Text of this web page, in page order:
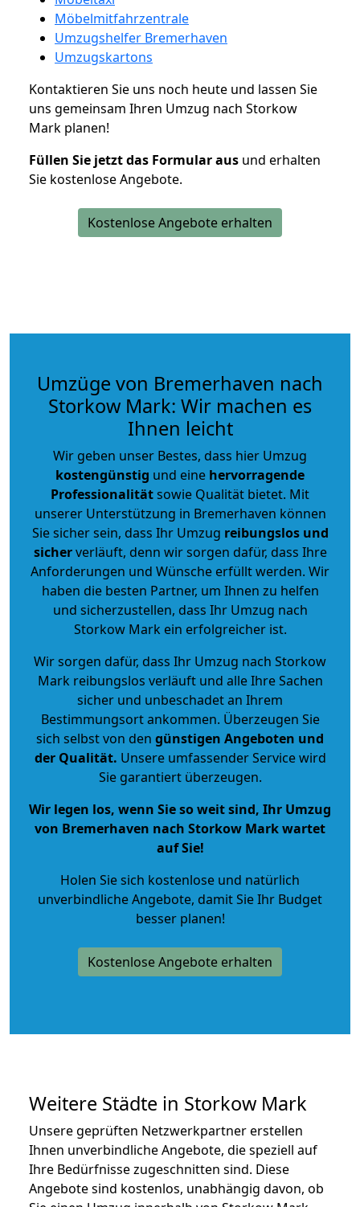
Möbelmitfahrzentrale
Umzugshelfer Bremerhaven
Umzugskartons
Kontaktieren Sie uns noch heute und lassen Sie
uns gemeinsam Ihren Umzug nach Storkow
Mark planen!
Füllen Sie jetzt das Formular aus und erhalten
Sie kostenlose Angebote.
Kostenlose Angebote erhalten
Umzüge von Bremerhaven nach
Storkow Mark: Wir machen es
Ihnen leicht
Wir geben unser Bestes, dass hier Umzug
kostengünstig und eine hervorragende
Professionalitätsowie Qualität bietet. Mit
unserer Unterstützung in Bremerhaven können
Sie sicher sein, dass Ihr Umzug reibungslos und
sicherverläuft, denn wir sorgen dafür, dass Ihre
Anforderungen und Wünsche erfüllt werden. Wir
haben die besten Partner, um Ihnen zu helfen
und sicherzustellen, dass Ihr Umzug nach
Storkow Mark ein erfolgreicher ist.
Wir sorgen dafür, dass Ihr Umzug nach Storkow
Mark reibungslos verläuft und alle Ihre Sachen
sicher und unbeschadet an Ihrem
Bestimmungsort ankommen. Überzeugen Sie
sich selbst von den günstigen Angeboten und
der Qualität. Unsere umfassender Service wird
Sie garantiert überzeugen.
Wir legen los, wenn Sie so weit sind, Ihr Umzug
von Bremerhaven nach Storkow Mark wartet
auf Sie!
Holen Sie sich kostenlose und natürlich
unverbindliche Angebote, damit Sie Ihr Budget
besser planen!
Kostenlose Angebote erhalten
Weitere Städte in Storkow Mark
Unsere geprüften Netzwerkpartner erstellen
Ihnen unverbindliche Angebote, die speziell auf
Ihre Bedürfnisse zugeschnitten sind. Diese
Angebote sind kostenlos, unabhängig davon, ob